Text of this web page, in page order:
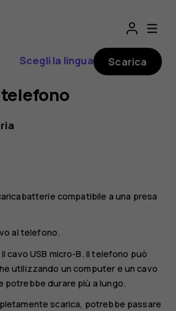
Scegli la lingua Scarica
compatibile a una presa
al telefono.
cavo USB micro-B. Il telefono può
utilizzando un computer e un cavo
potrebbe durare più a lungo.
scarica, potrebbe passare